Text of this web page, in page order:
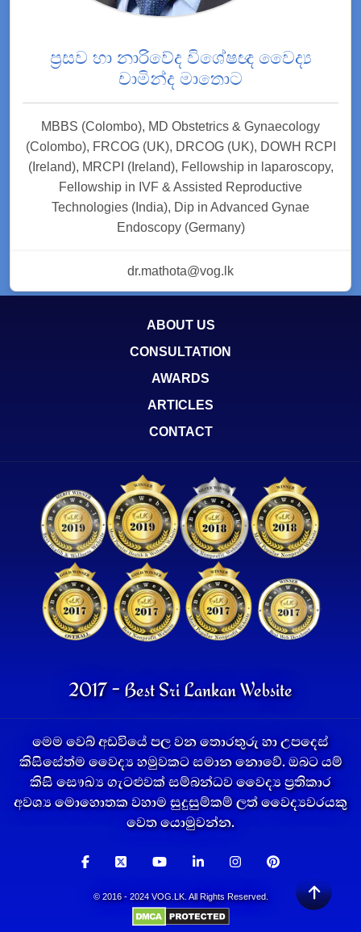
ප්‍රසව හා නාරිවේද විශේෂඥ වෛද්‍ය
චාමින්ද මාතොට
MBBS (Colombo), MD Obstetrics & Gynaecology
(Colombo), FRCOG (UK), DRCOG (UK), DOWH RCPI
(Ireland), MRCPI (Ireland), Fellowship in laparoscopy,
Fellowship in IVF & Assisted Reproductive
Technologies (India), Dip in Advanced Gynae
Endoscopy (Germany)
dr.mathota@vog.lk
ABOUT US
CONSULTATION
AWARDS
ARTICLES
CONTACT
2017 - Best Sri Lankan Website
මෙම වෙබ් අඩවියේ පල වන තොරතුරු හා උපදෙස්
කිසිසේත්ම වෛද්‍ය හමුවකට සමාන නොවේ. ඔබට යම්
කිසි සෞඛ්‍ය ගැටළුවක් සම්බන්ධව වෛද්‍ය ප්‍රතිකාර
අවශ්‍ය මොහොතක වහාම සුදුසුම්කම් ලත් වෛද්‍යවරයකු
වෙත යොමුවන්න.
© 2016 - 2024 VOG.LK. All Rights Reserved.